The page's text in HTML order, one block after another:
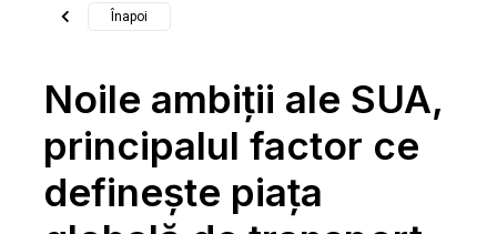
Înapoi
Noile ambiții ale SUA,
principalul factor ce
definește piața